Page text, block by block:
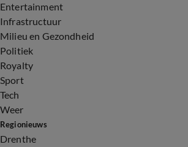
Entertainment
Infrastructuur
Milieu en Gezondheid
Politiek
Royalty
Sport
Tech
Weer
Regionieuws
Drenthe